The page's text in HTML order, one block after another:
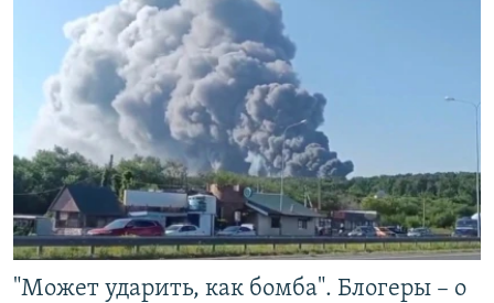
"Может ударить, как бомба". Блогеры – о